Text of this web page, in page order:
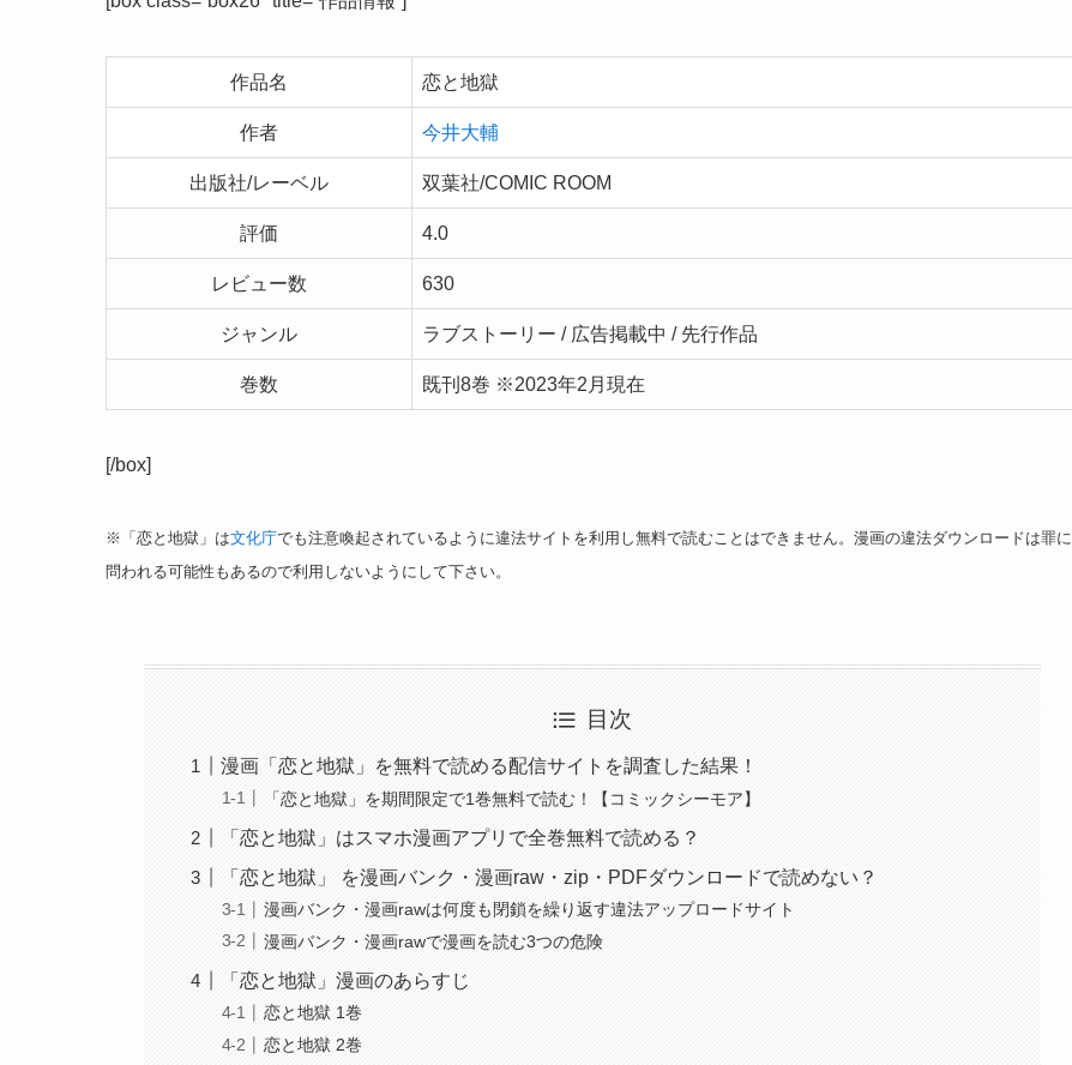
作品名 恋と地獄
作者 今井大輔
出版社/レーベル 双葉社/COMIC ROOM
評価 4.0
レビュー数 630
ジャンル ラブストーリー / 広告掲載中 / 先行作品
巻数 既刊8巻 ※2023年2月現在
[/box]
※「恋と地獄」は文化庁でも注意喚起されているように違法サイトを利用し無料で読むことはできません。漫画の違法ダウンロードは罪に
問われる可能性もあるので利用しないようにして下さい。
目次
漫画「恋と地獄」を無料で読める配信サイトを調査した結果！
「恋と地獄」を期間限定で1巻無料で読む！【コミックシーモア】
「恋と地獄」はスマホ漫画アプリで全巻無料で読める？
「恋と地獄」 を漫画バンク・漫画raw・zip・PDFダウンロードで読めない？
漫画バンク・漫画rawは何度も閉鎖を繰り返す違法アップロードサイト
漫画バンク・漫画rawで漫画を読む3つの危険
「恋と地獄」漫画のあらすじ
恋と地獄 1巻
恋と地獄 2巻